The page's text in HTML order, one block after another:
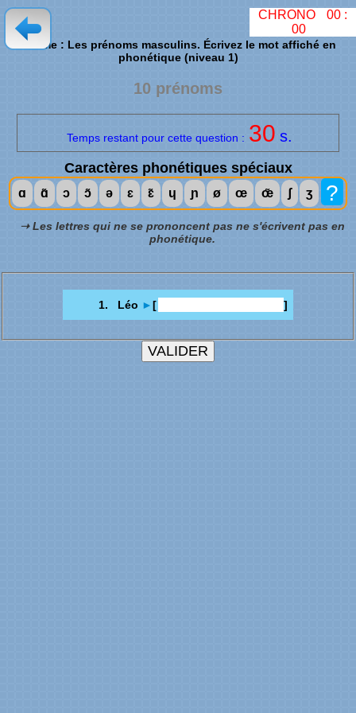
Thème : Les prénoms masculins. Écrivez le mot affiché en
phonétique (niveau 1)
10 prénoms
Temps restant pour cette question : 30 s.
CHRONO 00:
00
Caractères phonétiques spéciaux
ɑ ɑ̃ ɔ ɔ̃ ə ɛ ɛ̃ ɥ ɲ ø œ œ̃ ʃ ʒ ?
➝ Les lettres qui ne se prononcent pas ne s'écrivent pas en
phonétique.
1. Léo ►[ ]